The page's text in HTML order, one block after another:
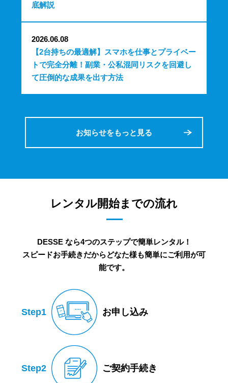
底解説
2026.06.08
【2台持ちの最適解】スマホを仕事とプライベー
トで完全分離！副業・公私混同リスクを回避し
て圧倒的な成果を出す方法
お知らせをもっと見る
レンタル開始までの流れ
DESSE なら4つのステップで簡単レンタル！
スピードお手続きだからどなた様も簡単にご利用が可
能です。
Step1 お申し込み
Step2 ご契約手続き